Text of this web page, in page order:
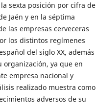
sexta posición por cifra de
Jaén y en la séptima
las empresas cerveceras
los distintos regímenes
del siglo XX, además
ya que en
empresa nacional y
realizado muestra como
adversos de su